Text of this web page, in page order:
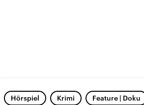
Hörspiel Krimi Feature | Doku